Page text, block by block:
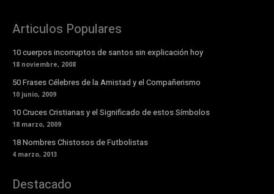
Articulos Populares
10 cuerpos incorruptos de santos sin explicación hoy
18 noviembre, 2008
50 Frases Célebres de la Amistad y el Compañerismo
10 junio, 2009
10 Cruces Cristianas y el Significado de estos Símbolos
18 marzo, 2009
18 Nombres Chistosos de Futbolistas
4 marzo, 2013
Destacado